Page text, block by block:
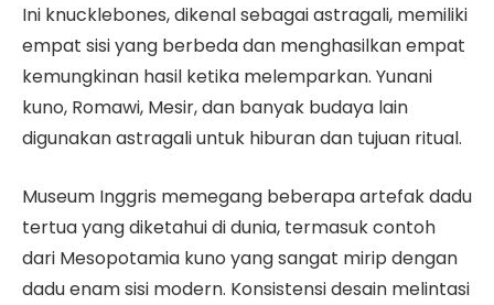
Ini knucklebones, dikenal sebagai astragali, memiliki
empat sisi yang berbeda dan menghasilkan empat
kemungkinan hasil ketika melemparkan. Yunani
kuno, Romawi, Mesir, dan banyak budaya lain
digunakan astragali untuk hiburan dan tujuan ritual.
Museum Inggris memegang beberapa artefak dadu
tertua yang diketahui di dunia, termasuk contoh
dari Mesopotamia kuno yang sangat mirip dengan
dadu enam sisi modern. Konsistensi desain melintasi